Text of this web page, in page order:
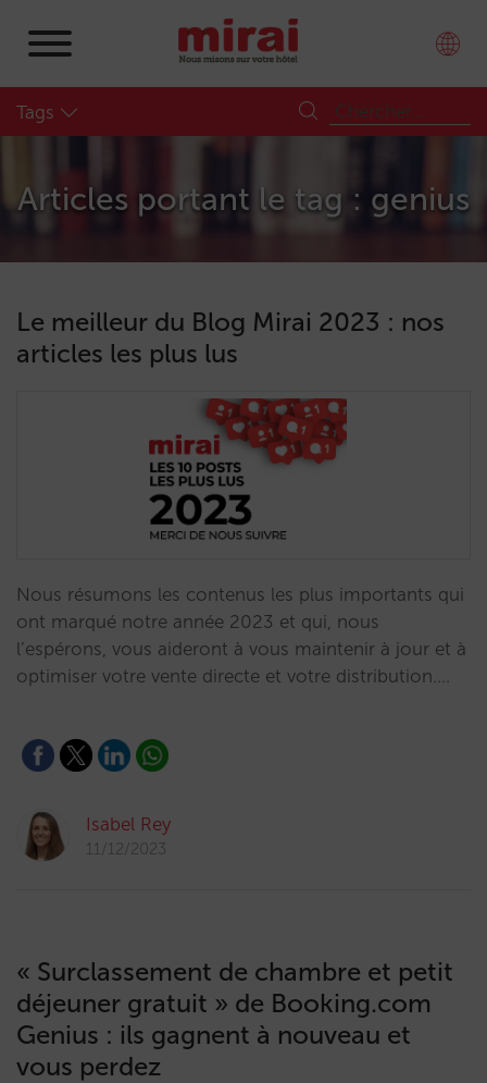
Tags
Articles portant le tag : genius
Le meilleur du Blog Mirai 2023 : nos
articles les plus lus
Nous résumons les contenus les plus importants qui
ont marqué notre année 2023 et qui, nous
l’espérons, vous aideront à vous maintenir à jour et à
optimiser votre vente directe et votre distribution.…
Isabel Rey
11/12/2023
« Surclassement de chambre et petit
déjeuner gratuit » de Booking.com
Genius : ils gagnent à nouveau et
vous perdez